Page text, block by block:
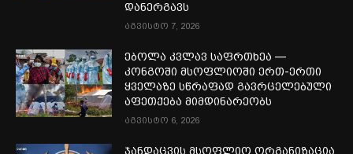
დანერგავს
აგვისტო 7, 2026
ებოლა კვლავ საფრთხეა —
კონგოში მსოფლიოში ერთ-ერთი
ყველაზე სწრაფად გავრცელებული
აფეთქება მიმდინარეობს
აგვისტო 6, 2026
ჯანდაცვის მსოფლიო ორგანიზაცია